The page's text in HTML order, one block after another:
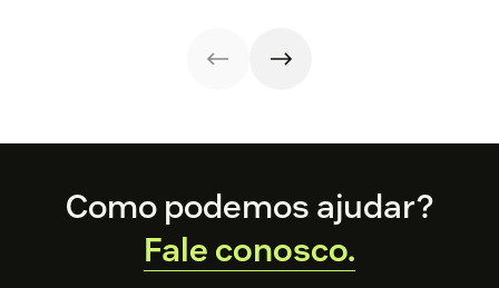
internet e
convertê-los com
FooterComo podemos ajudar?
Fale conosco.